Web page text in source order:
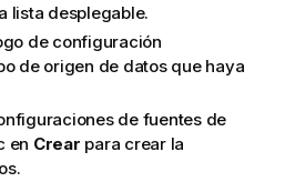
lista desplegable.
de configuración
de origen de datos que haya
de fuentes de
en Crear para crear la